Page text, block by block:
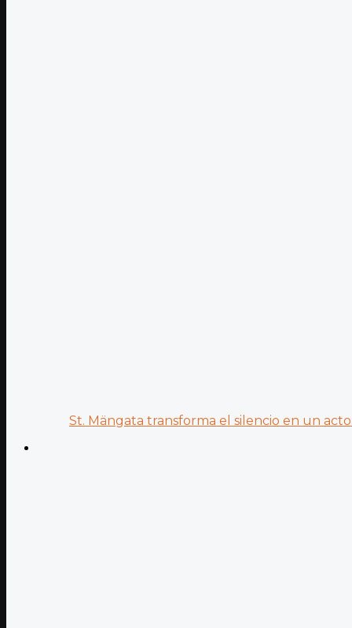
St. Mängata transforma el silencio en un